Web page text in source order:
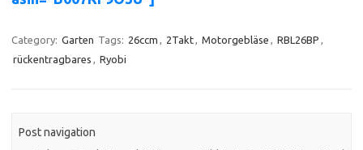
Category: Garten Tags: 26ccm , 2Takt, Motorgebläse , RBL26BP ,
rückentragbares , Ryobi
Post navigation